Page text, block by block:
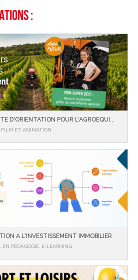
:
D'ORIENTATION POUR L'AGROEQUI...
FILM ET ANIMATION
A L'INVESTISSEMENT IMMOBILIER
EN PÉDAGOGIE, E-LEARNING